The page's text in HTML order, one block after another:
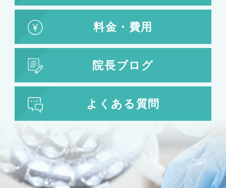
料金・費用
院長ブログ
よくある質問